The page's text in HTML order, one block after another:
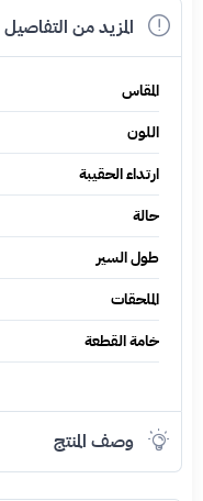
المزيد من التفاصيل
المقاس
اللون
ارتداء الحقيبة
حالة
طول السير
الملحقات
خامة القطعة
وصف المنتج